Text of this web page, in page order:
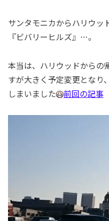
サンタモニカからハリウッ
『ビバリーヒルズ』…。
本当は、ハリウッドからの
すが大きく予定変更とな
しまいました
前回の記事